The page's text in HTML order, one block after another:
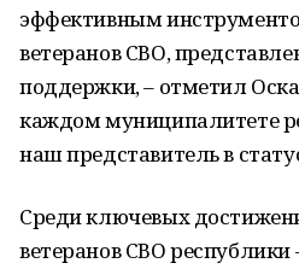
эффективным
ветеранов СВО,
поддержки, – отметил
каждом муниципалитете
наш представитель в
Среди ключевых
ветеранов СВО республики